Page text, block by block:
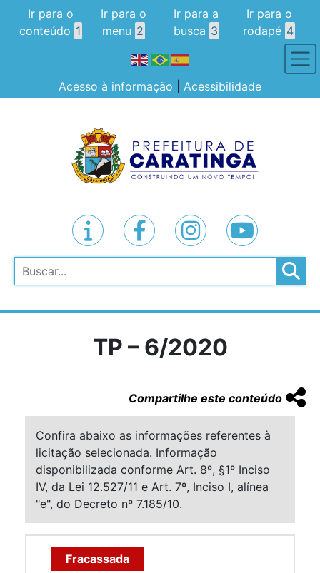
Ir para o
conteúdo 1
Ir para o
menu 2
Ir para a
busca 3
Ir para o
rodapé 4
Acesso à informação Acessibilidade
Pesquisar
TP – 6/2020
Compartilhe este conteúdo
Confira abaixo as informações referentes à
licitação selecionada. Informação
disponibilizada conforme Art. 8º, §1º Inciso
IV, da Lei 12.527/11 e Art. 7º, Inciso I, alínea
"e", do Decreto nº 7.185/10.
Fracassada